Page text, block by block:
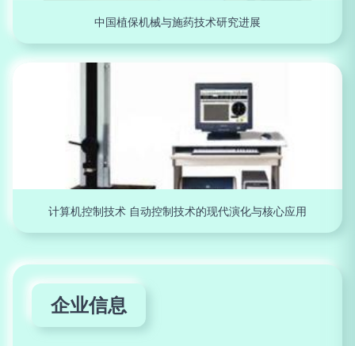
中国植保机械与施药技术研究进展
计算机控制技术 自动控制技术的现代演化与核心应用
企业信息